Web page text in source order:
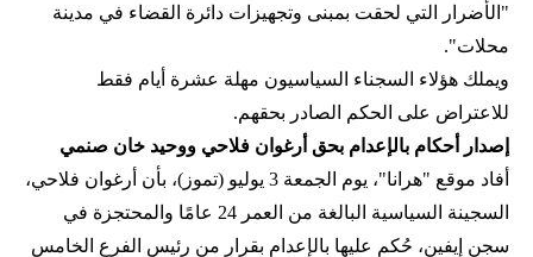
"الأضرار التي لحقت بمبنى وتجهيزات دائرة القضاء في مدينة
محلات".
ويملك هؤلاء السجناء السياسيون مهلة عشرة أيام فقط
للاعتراض على الحكم الصادر بحقهم.
إصدار أحكام بالإعدام بحق أرغوان فلاحي ووحيد خان صنمي
أفاد موقع "هرانا"، يوم الجمعة 3 يوليو (تموز)، بأن أرغوان فلاحي،
السجينة السياسية البالغة من العمر 24 عامًا والمحتجزة في
سجن إيفين، حُكم عليها بالإعدام بقرار من رئيس الفرع الخامس